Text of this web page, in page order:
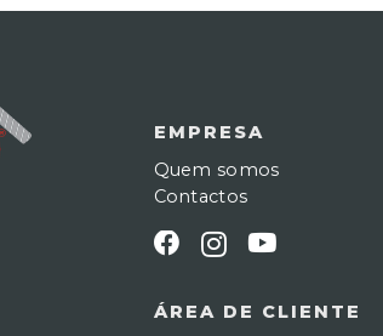
EMPRESA
Quem somos
Contactos
ÁREA DE CLIENTE